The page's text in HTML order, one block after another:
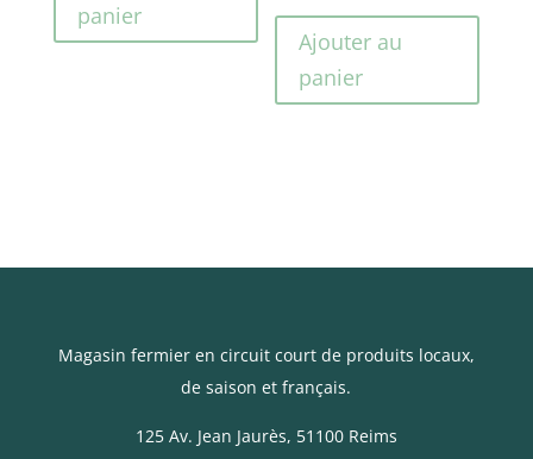
panier
Ajouter au
panier
Magasin fermier en circuit court de produits locaux,
de saison et français.
125 Av. Jean Jaurès, 51100 Reims